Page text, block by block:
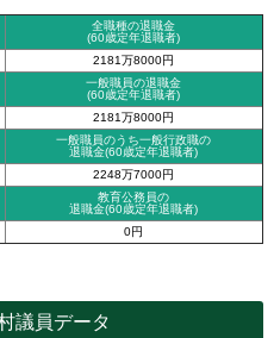
全職種の退職金
(60歳定年退職者)
2181万8000円
一般職員の退職金
(60歳定年退職者)
2181万8000円
一般職員のうち一般行政職の
退職金(60歳定年退職者)
2248万7000円
教育公務員の
退職金(60歳定年退職者)
0円
議員データ